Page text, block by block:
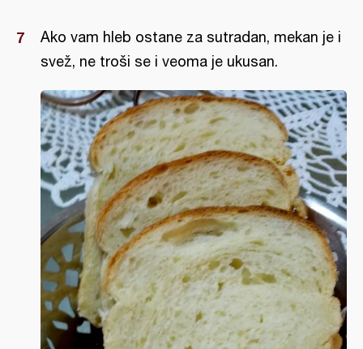
Ako vam hleb ostane za sutradan, mekan je i
svež, ne troši se i veoma je ukusan.